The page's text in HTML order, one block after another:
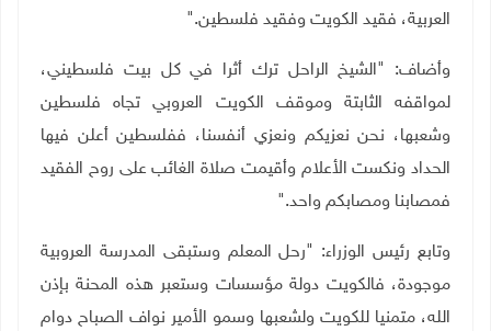
العربية، فقيد الكويت وفقيد فلسطين".
وأضاف: "الشيخ الراحل ترك أثرا في كل بيت فلسطيني،
لمواقفه الثابتة وموقف الكويت العروبي تجاه فلسطين
وشعبها، نحن نعزيكم ونعزي أنفسنا، ففلسطين أعلن فيها
الحداد ونكست الأعلام وأقيمت صلاة الغائب على روح الفقيد
فمصابنا ومصابكم واحد".
وتابع رئيس الوزراء: "رحل المعلم وستبقى المدرسة العروبية
موجودة، فالكويت دولة مؤسسات وستعبر هذه المحنة بإذن
الله، متمنيا للكويت ولشعبها وسمو الأمير نواف الصباح دوام